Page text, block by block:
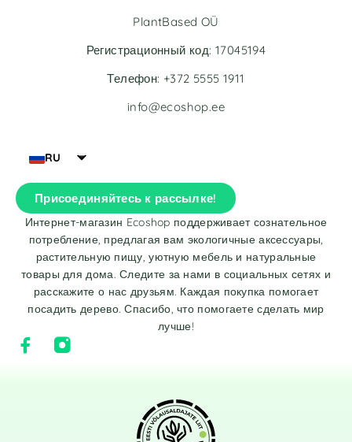
RU
Присоединяйтесь к рассылке!
Интернет-магазин Ecoshop поддерживает сознательное
потребление, предлагая вам экологичные аксессуары,
растительную пищу, уютную мебель и натуральные
товары для дома. Следите за нами в социальных сетях и
расскажите о нас друзьям. Каждая покупка помогает
посадить дерево. Спасибо, что помогаете сделать мир
лучше!
PlantBased OÜ
Регистрационный код: 17045194
Телефон: +372 5555 1911
info@ecoshop.ee